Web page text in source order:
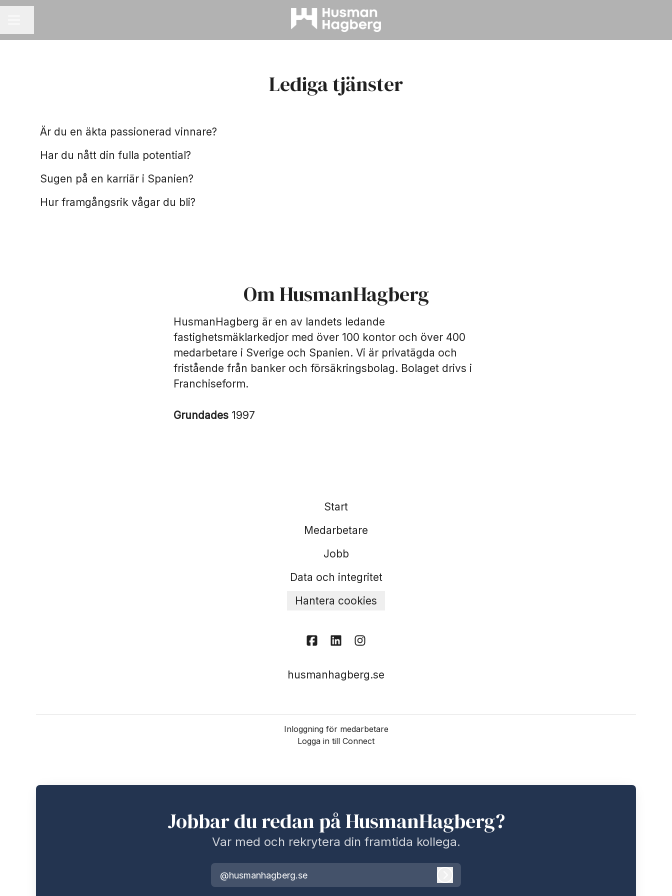
Lediga tjänster
Är du en äkta passionerad vinnare?
Har du nått din fulla potential?
Spanien
Sugen på en karriär i Spanien?
Praktik
Hur framgångsrik vågar du bli?
Om HusmanHagberg
HusmanHagberg är en av landets ledande
fastighetsmäklarkedjor med över 100 kontor och över 400
medarbetare i Sverige och Spanien. Vi är privatägda och
fristående från banker och försäkringsbolag. Bolaget drivs i
Franchiseform.
Grundades 1997
Start
Medarbetare
Jobb
Data och integritet
Hantera cookies
husmanhagberg.se
Inloggning för medarbetare
Logga in till Connect
Jobbar du redan på HusmanHagberg?
Var med och rekrytera din framtida kollega.
@husmanhagberg.se